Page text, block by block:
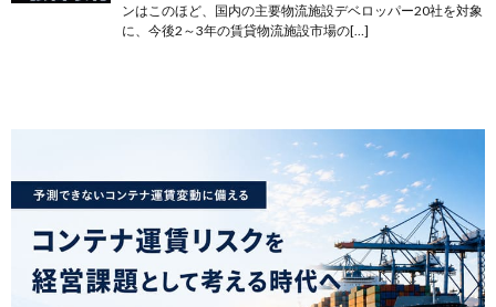
ンはこのほど、国内の主要物流施設デベロッパー20社を対象
に、今後2～3年の賃貸物流施設市場の[…]